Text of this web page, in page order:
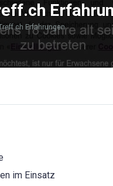
Erfahrungen
im Einsatz